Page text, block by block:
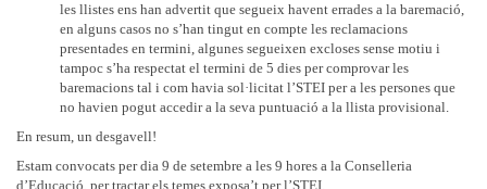
les llistes ens han advertit que segueix havent errades a la baremació,
en alguns casos no s’han tingut en compte les reclamacions
presentades en termini, algunes segueixen excloses sense motiu i
tampoc s’ha respectat el termini de 5 dies per comprovar les
baremacions tal i com havia sol·licitat l’STEI per a les persones que
no havien pogut accedir a la seva puntuació a la llista provisional.
En resum, un desgavell!
Estam convocats per dia 9 de setembre a les 9 hores a la Conselleria
d’Educació, per tractar els temes exposa’t per l’STEI.